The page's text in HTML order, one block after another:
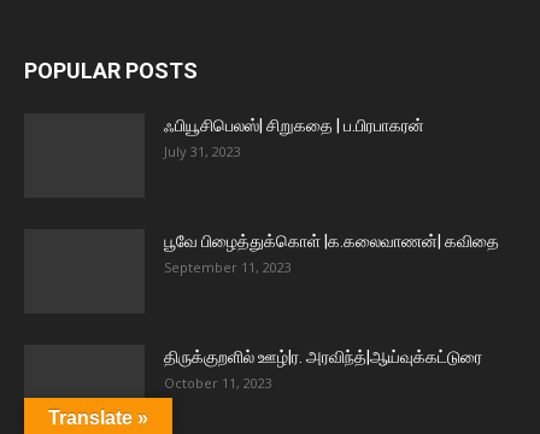
POPULAR POSTS
ஃபியூசிபெலஸ்| சிறுகதை | ப.பிரபாகரன்
July 31, 2023
பூவே பிழைத்துக்கொள் |க.கலைவாணன்| கவிதை
September 11, 2023
திருக்குறளில் ஊழ்|ர. அரவிந்த்|ஆய்வுக்கட்டுரை
October 11, 2023
Translate »